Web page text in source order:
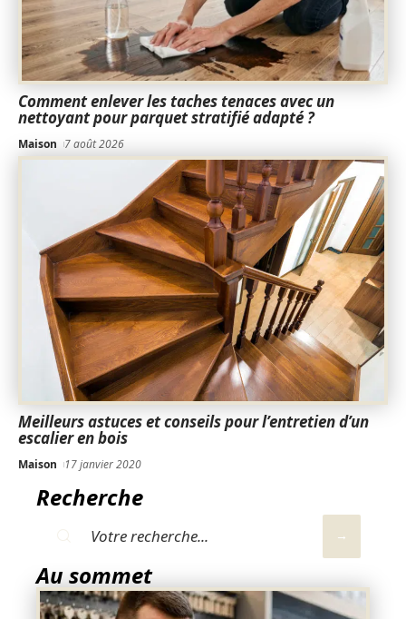
Comment enlever les taches tenaces avec un
nettoyant pour parquet stratifié adapté ?
Maison 7 août 2026
Meilleurs astuces et conseils pour l’entretien d’un
escalier en bois
Maison 17 janvier 2020
Recherche
Au sommet